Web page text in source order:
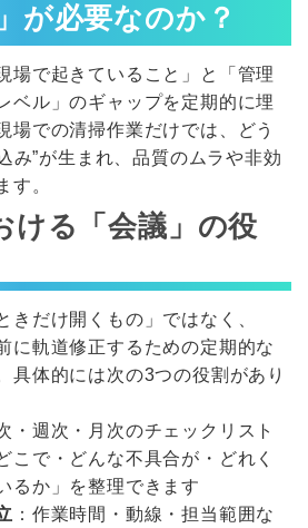
が必要なのか？
場で起きていること」と「管理
ベル」のギャップを定期的に埋
場での清掃作業だけでは、どう
み”が生まれ、品質のムラや非効
す。
ける「会議」の役
きだけ開くもの」ではなく、
に軌道修正するための定期的な
具体的には次の3つの役割があり
・週次・月次のチェックリスト
こで・どんな不具合が・どれく
るか」を整理できます
：作業時間・動線・担当範囲な